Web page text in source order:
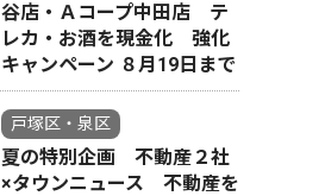
谷店・Ａコープ中田店 テ
レカ・お酒を現金化 強化
キャンペーン ８月19日まで
戸塚区・泉区
夏の特別企画 不動産２社
×タウンニュース 不動産を